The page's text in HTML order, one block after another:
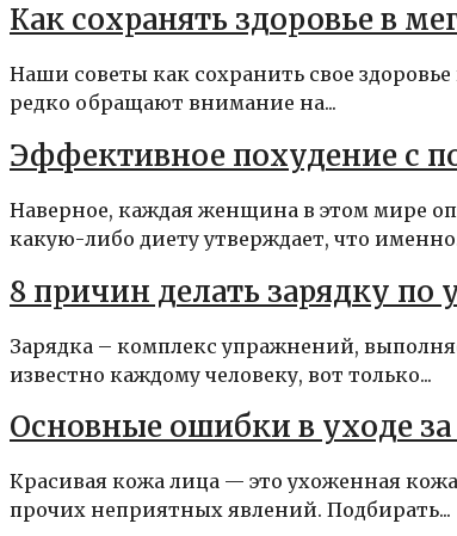
Как сохранять здоровье в
Наши советы как сохранить свое
редко обращают внимание на...
Эффективное похудение с
Наверное, каждая женщина в этом мире
какую-либо диету утверждает, что
8 причин делать зарядку по
Зарядка – комплекс упражнений,
известно каждому человеку, вот только...
Основные ошибки в уходе
Красивая кожа лица — это ухоженная
прочих неприятных явлений. Подбирать...